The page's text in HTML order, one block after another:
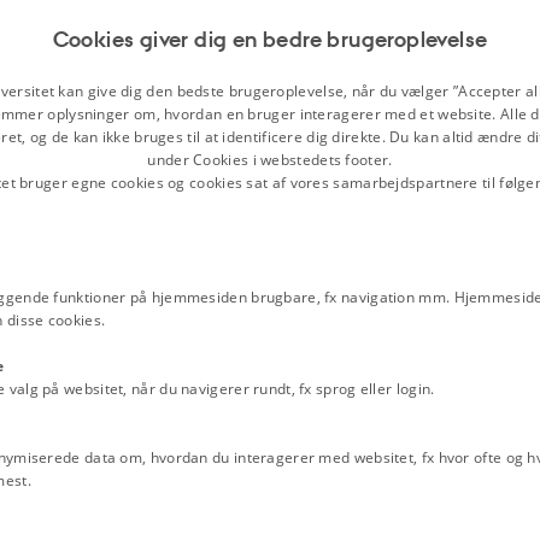
styret af naturlovene, som
selv på måder, som
samfund lige så indgående,
der engang havde skabt den
indgriben. Dette standpunkt
Det var ikke Gud, der havde
Ti Bud. Staten var en verdslig
kunne være indrettet på
stats første tjener, hed det under
forløber for oplysningstiden.
retorik og til sidst historie.
og gjorde i sine
Forordning om
Trykkefrihedsforordningen
tillæg fra 1814
Forordning om
1810
1797
Den økonomiske udvikling,
Emneord
Cookies giver dig en bedre brugeroplevelse
kan give dig den bedste brugeroplevelse, når du vælger ”Accepter
oplysninger om, hvordan en bruger interagerer med et website. Alle
og de kan ikke bruges til at identificere dig direkte. Du kan altid ændre
under Cookies i webstedets footer.
bruger egne cookies og cookies sat af vores samarbejdspartnere til
funktioner på hjemmesiden brugbare, fx navigation mm.
disse cookies.
valg på websitet, når du navigerer rundt, fx sprog eller login.
data om, hvordan du interagerer med websitet, fx hvor ofte og